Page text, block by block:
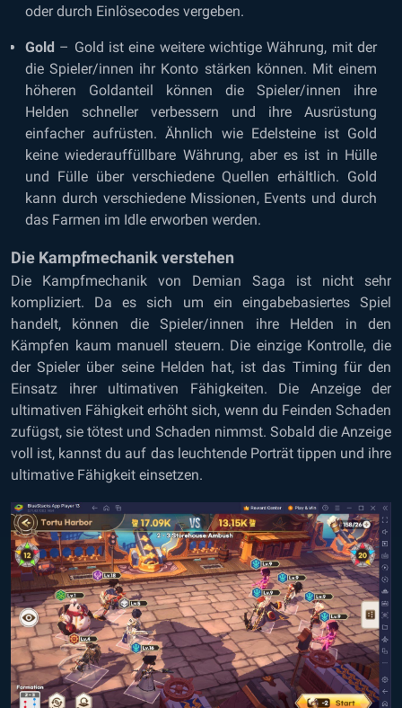
oder durch Einlösecodes vergeben.
Gold – Gold ist eine weitere wichtige Währung, mit der
die Spieler/innen ihr Konto stärken können. Mit einem
höheren Goldanteil können die Spieler/innen ihre
Helden schneller verbessern und ihre Ausrüstung
einfacher aufrüsten. Ähnlich wie Edelsteine ist Gold
keine wiederauffüllbare Währung, aber es ist in Hülle
und Fülle über verschiedene Quellen erhältlich. Gold
kann durch verschiedene Missionen, Events und durch
das Farmen im Idle erworben werden.
Die Kampfmechanik verstehen
Die Kampfmechanik von Demian Saga ist nicht sehr
kompliziert. Da es sich um ein eingabebasiertes Spiel
handelt, können die Spieler/innen ihre Helden in den
Kämpfen kaum manuell steuern. Die einzige Kontrolle, die
der Spieler über seine Helden hat, ist das Timing für den
Einsatz ihrer ultimativen Fähigkeiten. Die Anzeige der
ultimativen Fähigkeit erhöht sich, wenn du Feinden Schaden
zufügst, sie tötest und Schaden nimmst. Sobald die Anzeige
voll ist, kannst du auf das leuchtende Porträt tippen und ihre
ultimative Fähigkeit einsetzen.